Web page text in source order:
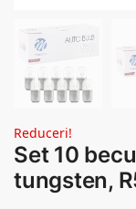
Reduceri!
Set 10
tungsten,